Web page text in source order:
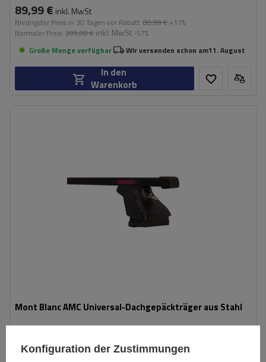
89,99 € inkl. MwSt
Niedrigster Preis in 30 Tagen vor Rabatt: 80,99 € +11%
Normaler Preis: 209,00 € inkl. MwSt -57%
Große Menge verfügbar
Wir versenden schon am11. August
In den
Warenkorb
Mont Blanc AMC Universal-Dachgepäckträger aus Stahl
134,49 €inkl. MwSt
Konfiguration der Zustimmungen